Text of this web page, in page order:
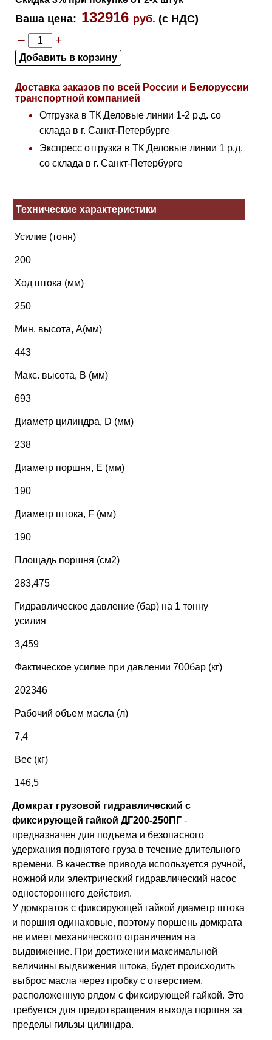
Ваша цена: 132916 руб.(с НДС)
– +
Доставка заказов по всей России и Белоруссии
транспортной компанией
Отгрузка в ТК Деловые линии 1-2 р.д. со
склада в г. Санкт-Петербурге
Экспресс отгрузка в ТК Деловые линии 1 р.д.
со склада в г. Санкт-Петербурге
Технические характеристики
Усилие (тонн)
200
Ход штока (мм)
250
Мин. высота, А(мм)
443
Макс. высота, В (мм)
693
Диаметр цилиндра, D (мм)
238
Диаметр поршня, Е (мм)
190
Диаметр штока, F (мм)
190
Площадь поршня (см2)
283,475
Гидравлическое давление (бар) на 1 тонну
усилия
3,459
Фактическое усилие при давлении 700бар (кг)
202346
Рабочий объем масла (л)
7,4
Вес (кг)
146,5
Домкрат грузовой гидравлический с
фиксирующей гайкой ДГ200-250ПГ -
предназначен для подъема и безопасного
удержания поднятого груза в течение длительного
времени. В качестве привода используется ручной,
ножной или электрический гидравлический насос
одностороннего действия.
У домкратов с фиксирующей гайкой диаметр штока
и поршня одинаковые, поэтому поршень домкрата
не имеет механического ограничения на
выдвижение. При достижении максимальной
величины выдвижения штока, будет происходить
выброс масла через пробку с отверстием,
расположенную рядом с фиксирующей гайкой. Это
требуется для предотвращения выхода поршня за
пределы гильзы цилиндра.